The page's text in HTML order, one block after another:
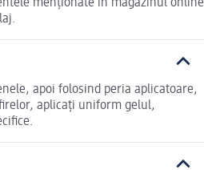
menționate în magazinul online
apoi folosind peria aplicatoare,
aplicați uniform gelul,